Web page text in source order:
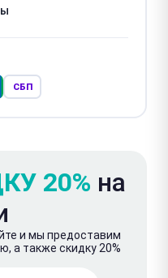
СБП
20% на
и мы предоставим
а также скидку 20%